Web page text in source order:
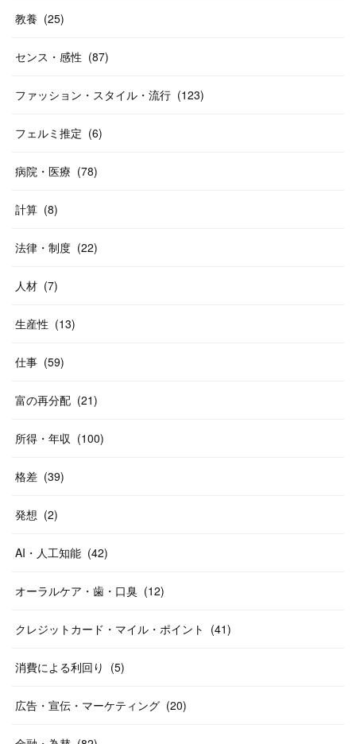
教養 (25)
センス・感性 (87)
ファッション・スタイル・流行 (123)
フェルミ推定 (6)
病院・医療 (78)
計算 (8)
法律・制度 (22)
人材 (7)
生産性 (13)
仕事 (59)
富の再分配 (21)
所得・年収 (100)
格差 (39)
発想 (2)
AI・人工知能 (42)
オーラルケア・歯・口臭 (12)
クレジットカード・マイル・ポイント (41)
消費による利回り (5)
広告・宣伝・マーケティング (20)